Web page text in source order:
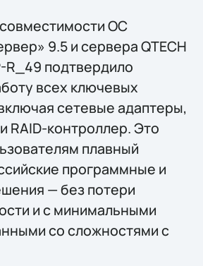
ОС
9.5 и сервера QTECH
R_49 подтвердило
всех ключевых
сетевые адаптеры,
RAID-контроллер. Это
плавный
программные и
— без потери
и с минимальными
со сложностями с